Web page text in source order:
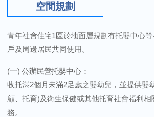
空間規劃
青年社會住宅1區於地面層規劃有托嬰中心
戶及周邊居民共同使用。
(一) 公辦民營托嬰中心：
收托滿2個月未滿2足歲之嬰幼兒，並提供嬰
顧、托育)及衛生保健或其他托育社會福利相
務。